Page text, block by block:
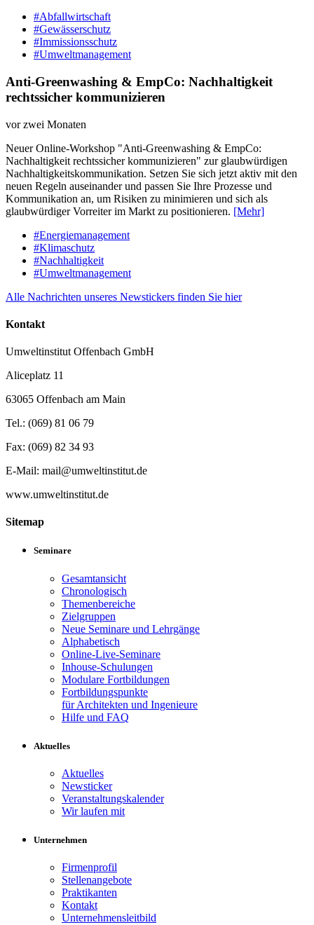
#Abfallwirtschaft
#Gewässerschutz
#Immissionsschutz
#Umweltmanagement
Anti-Greenwashing & EmpCo: Nachhaltigkeit
rechtssicher kommunizieren
vor zwei Monaten
Neuer Online-Workshop "Anti-Greenwashing & EmpCo:
Nachhaltigkeit rechtssicher kommunizieren" zur glaubwürdigen
Nachhaltigkeitskommunikation. Setzen Sie sich jetzt aktiv mit den
neuen Regeln auseinander und passen Sie Ihre Prozesse und
Kommunikation an, um Risiken zu minimieren und sich als
glaubwürdiger Vorreiter im Markt zu positionieren. [Mehr]
#Energiemanagement
#Klimaschutz
#Nachhaltigkeit
#Umweltmanagement
Alle Nachrichten unseres Newstickers finden Sie hier
Kontakt
Umweltinstitut Offenbach GmbH
Aliceplatz 11
63065 Offenbach am Main
Tel.: (069) 81 06 79
Fax: (069) 82 34 93
E-Mail: mail@umweltinstitut.de
www.umweltinstitut.de
Sitemap
Seminare
Gesamtansicht
Chronologisch
Themenbereiche
Zielgruppen
Neue Seminare und Lehrgänge
Alphabetisch
Online-Live-Seminare
Inhouse-Schulungen
Modulare Fortbildungen
Fortbildungspunkte
für Architekten und Ingenieure
Hilfe und FAQ
Aktuelles
Aktuelles
Newsticker
Veranstaltungskalender
Wir laufen mit
Unternehmen
Firmenprofil
Stellenangebote
Praktikanten
Kontakt
Unternehmensleitbild